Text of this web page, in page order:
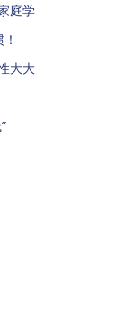
庭学
大大